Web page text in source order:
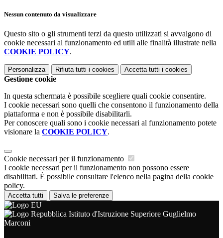
Nessun contenuto da visualizzare
Questo sito o gli strumenti terzi da questo utilizzati si avvalgono di
cookie necessari al funzionamento ed utili alle finalità illustrate nella
COOKIE POLICY.
Personalizza Rifiuta tutti i cookies Accetta tutti i cookies
Gestione cookie
In questa schermata è possibile scegliere quali cookie consentire.
I cookie necessari sono quelli che consentono il funzionamento della
piattaforma e non è possibile disabilitarli.
Per conoscere quali sono i cookie necessari al funzionamento potete
visionare la COOKIE POLICY.
Cookie necessari per il funzionamento
I cookie necessari per il funzionamento non possono essere
disabilitati. È possibile consultare l'elenco nella pagina della cookie
policy.
Accetta tutti Salva le preferenze
Istituto d'Istruzione Superiore Guglielmo
Marconi